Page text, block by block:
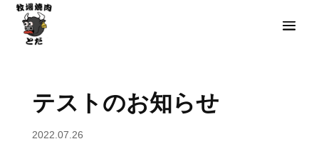
テストのお知らせ
2022.07.26